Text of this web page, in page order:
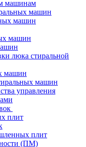
машинам
машин
машин
машин
люка стиральной
машин
машин
управления
плит
плит
(ПМ)